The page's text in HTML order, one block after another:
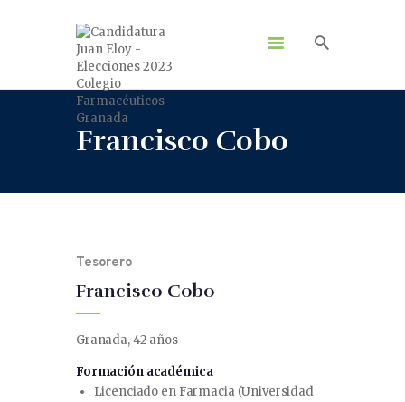
Francisco Cobo
Tesorero
Francisco Cobo
Granada, 42 años
Formación académica
Licenciado en Farmacia (Universidad